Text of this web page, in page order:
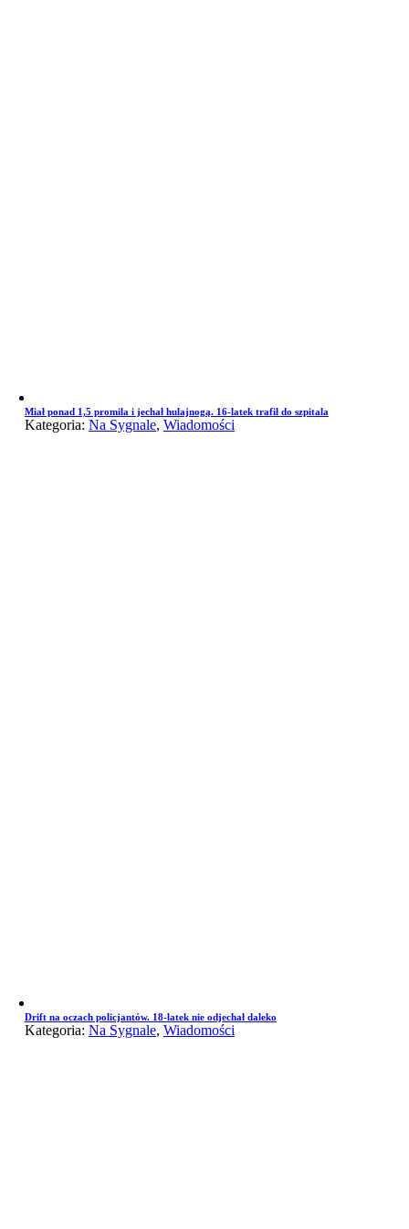
Miał ponad 1,5 promila i jechał hulajnogą. 16-latek trafił do szpitala
Kategoria: Na Sygnale, Wiadomości
Drift na oczach policjantów. 18-latek nie odjechał daleko
Kategoria: Na Sygnale, Wiadomości